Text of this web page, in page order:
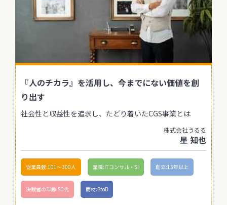
『人のチカラ』を活用し、今までにない価値を創
り出す
社会性と収益性を追求し、たどり着いたCGS事業とは
株式会社うるる
星 知也
従業員数:101〜300人 業種:ITコンサル・SI 創立:15年以上
決裁者の年齢:50代 商材:BtoB